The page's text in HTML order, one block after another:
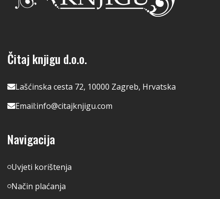
Čitaj knjigu d.o.o.
Lašćinska cesta 72, 10000 Zagreb, Hrvatska
Email:info@citajknjigu.com
Navigacija
Uvjeti korištenja
Način plaćanja